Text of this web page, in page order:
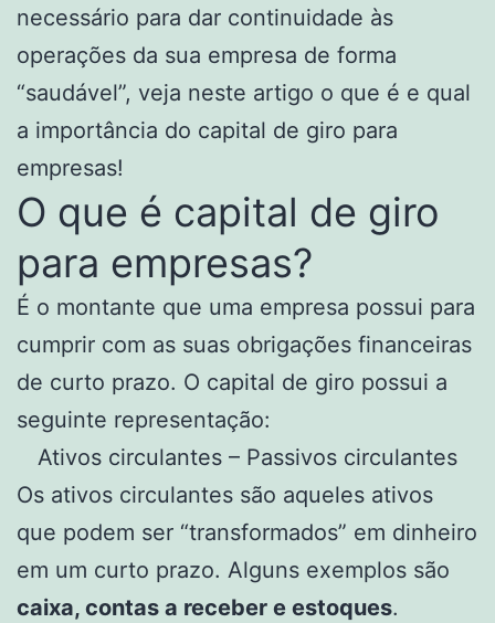
necessário para dar continuidade às
operações da sua empresa de forma
“saudável”, veja neste artigo o que é e qual
a importância do capital de giro para
empresas!
O que é capital de giro
para empresas?
É o montante que uma empresa possui para
cumprir com as suas obrigações financeiras
de curto prazo. O capital de giro possui a
seguinte representação:
Ativos circulantes – Passivos circulantes
Os ativos circulantes são aqueles ativos
que podem ser “transformados” em dinheiro
em um curto prazo. Alguns exemplos são
caixa, contas a receber e estoques.